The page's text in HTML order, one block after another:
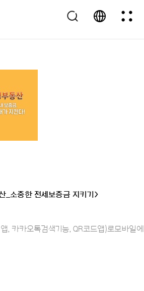
_소중한 전세보증금 지키기>
, 카카오톡검색기능, QR코드앱)로모바일에